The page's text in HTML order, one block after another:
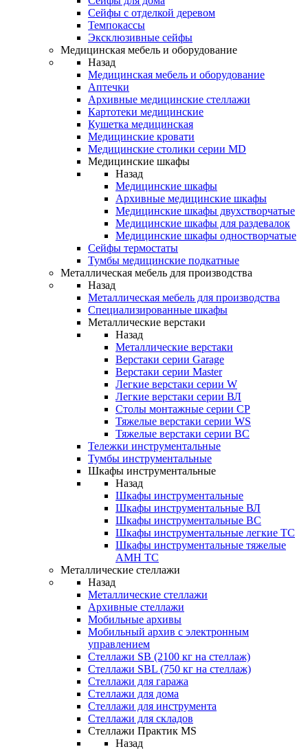
Сейфы с отделкой деревом
Темпокассы
Эксклюзивные сейфы
Медицинская мебель и оборудование
Назад
Медицинская мебель и оборудование
Аптечки
Архивные медицинские стеллажи
Картотеки медицинские
Кушетка медицинская
Медицинские кровати
Медицинские столики серии MD
Медицинские шкафы
Назад
Медицинские шкафы
Архивные медицинские шкафы
Медицинские шкафы двухстворчатые
Медицинские шкафы для раздевалок
Медицинские шкафы одностворчатые
Сейфы термостаты
Тумбы медицинские подкатные
Металлическая мебель для производства
Назад
Металлическая мебель для производства
Cпециализированные шкафы
Металлические верстаки
Назад
Металлические верстаки
Верстаки серии Garage
Верстаки серии Master
Легкие верстаки серии W
Легкие верстаки серии ВЛ
Столы монтажные серии СР
Тяжелые верстаки серии WS
Тяжелые верстаки серии ВС
Тележки инструментальные
Тумбы инструментальные
Шкафы инструментальные
Назад
Шкафы инструментальные
Шкафы инструментальные ВЛ
Шкафы инструментальные ВС
Шкафы инструментальные легкие ТС
Шкафы инструментальные тяжелые
AMH TC
Металлические стеллажи
Назад
Металлические стеллажи
Архивные стеллажи
Мобильные архивы
Мобильный архив с электронным
управлением
Стеллажи SB (2100 кг на стеллаж)
Стеллажи SBL (750 кг на стеллаж)
Стеллажи для гаража
Стеллажи для дома
Стеллажи для инструмента
Стеллажи для складов
Стеллажи Практик MS
Назад